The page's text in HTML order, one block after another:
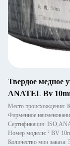
Твердое медное
ANATEL Bv
Место происхождения:
Фирменное
Сертификация:
Номер модели: ² BV
Количество мин заказа: